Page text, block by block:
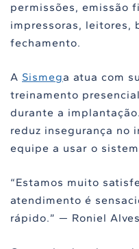
permissões, emissão
impressoras, leitores,
fechamento.
A Sismega atua com
treinamento
durante a
reduz insegurança no
equipe a usar o
“Estamos muito
atendimento é
rápido.” — Roniel